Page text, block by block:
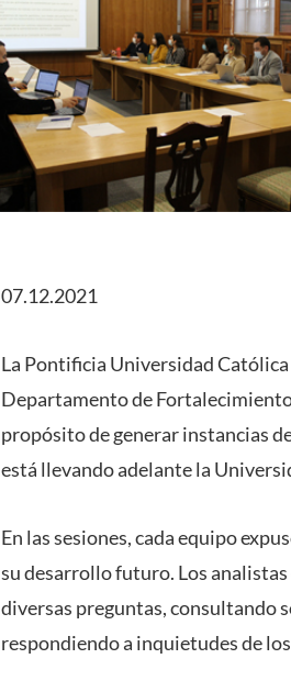
07.12.2021
La Pontificia Universidad
Departamento de
propósito de generar instancias
está llevando adelante la
En las sesiones, cada equipo
su desarrollo futuro. Los
diversas preguntas, consultando
respondiendo a inquietudes de